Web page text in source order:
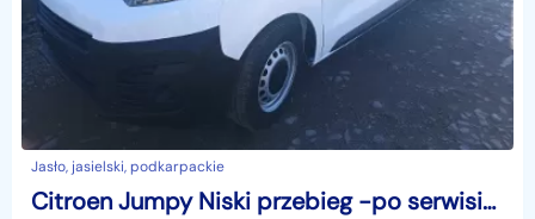
Jasło, jasielski, podkarpackie
Citroen Jumpy Niski przebieg -po serwisie -stan idealny